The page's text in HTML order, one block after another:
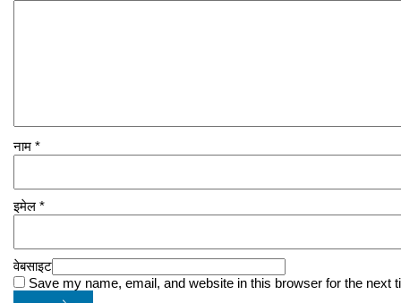
नाम *
इमेल *
वेबसाइट
Save my name, email, and website in this browser for the next